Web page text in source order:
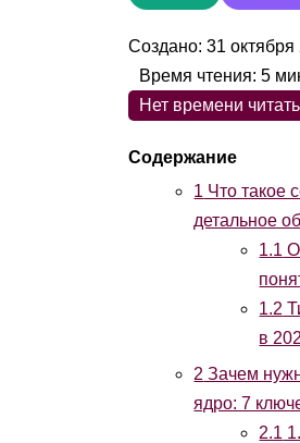
Создано: 31 октября
Нет времени
1 Что такое
детальное
1.1
1.2
в
2 Зачем
ядро: 7
2.1
Время чтения:5